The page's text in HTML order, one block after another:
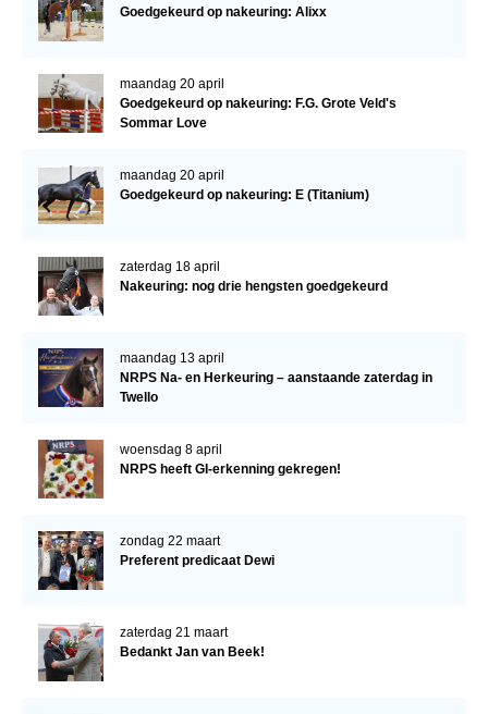
Goedgekeurd op nakeuring: Alixx
maandag 20 april
Goedgekeurd op nakeuring: F.G. Grote Veld's
Sommar Love
maandag 20 april
Goedgekeurd op nakeuring: E (Titanium)
zaterdag 18 april
Nakeuring: nog drie hengsten goedgekeurd
maandag 13 april
NRPS Na- en Herkeuring – aanstaande zaterdag in
Twello
woensdag 8 april
NRPS heeft GI-erkenning gekregen!
zondag 22 maart
Preferent predicaat Dewi
zaterdag 21 maart
Bedankt Jan van Beek!